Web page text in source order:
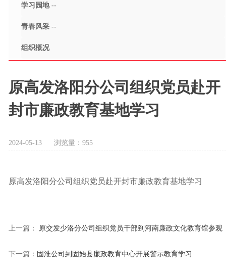
学习园地 --
青春风采 --
组织概况
原高发洛阳分公司组织党员赴开
封市廉政教育基地学习
2024-05-13 浏览量： 955
原高发洛阳分公司组织党员赴开封市廉政教育基地学习
上一篇：
原交发少洛分公司组织党员干部到河南廉政文化教育馆参观
下一篇： 固淮公司到固始县廉政教育中心开展警示教育学习